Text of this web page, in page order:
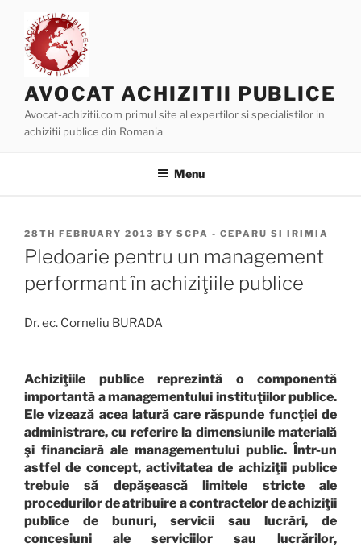
content
AVOCAT ACHIZITII PUBLICE
Avocat-achizitii.com primul site al expertilor si specialistilor in
achizitii publice din Romania
Menu
POSTED
ON
28TH FEBRUARY 2013 BY SCPA - CEPARU SI IRIMIA
Pledoarie pentru un management
performant în achiziţiile publice
Dr. ec. Corneliu BURADA
Achiziţiile publice reprezintă o componentă
importantă a managementului instituţiilor publice.
Ele vizează acea latură care răspunde funcţiei de
administrare, cu referire la dimensiunile materială
şi financiară ale managementului public. Într-un
astfel de concept, activitatea de achiziţii publice
trebuie să depăşească limitele stricte ale
procedurilor de atribuire a contractelor de achiziţii
publice de bunuri, servicii sau lucrări, de
concesiuni ale serviciilor sau lucrărilor,